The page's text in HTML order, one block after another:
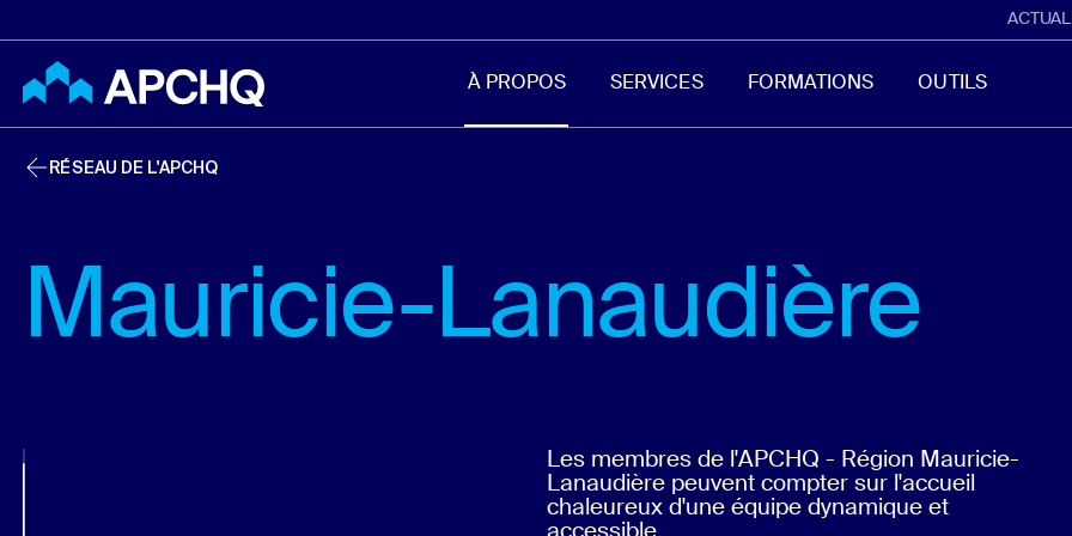
À PROPOS SERVICES FORMATIONS OUTILS
RÉSEAU DE L'APCHQ
Mauricie-Lanaudière
Les membres de l'APCHQ - Région Mauricie-
Lanaudière peuvent compter sur l'accueil
chaleureux d'une équipe dynamique et